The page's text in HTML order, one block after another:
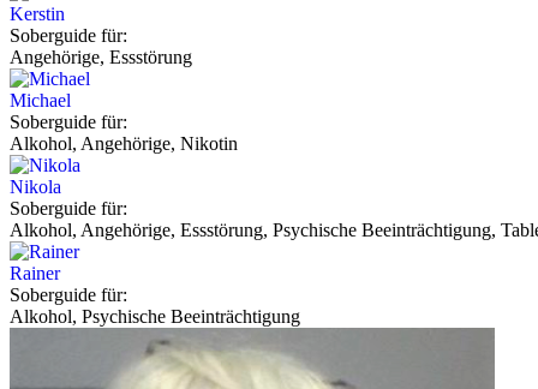
Kerstin
Soberguide für:
Angehörige, Essstörung
Michael
Soberguide für:
Alkohol, Angehörige, Nikotin
Nikola
Soberguide für:
Alkohol, Angehörige, Essstörung, Psychische Beeinträchtigung,
Rainer
Soberguide für:
Alkohol, Psychische Beeinträchtigung